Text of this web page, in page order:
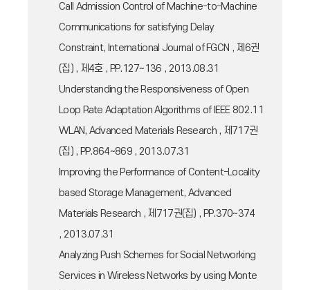
Call Admission Control of Machine-to-Machine
Communications for satisfying Delay
Constraint, International Journal of FGCN , 제6권
(집) , 제4호 , PP.127~136 , 2013.08.31
Understanding the Responsiveness of Open
Loop Rate Adaptation Algorithms of IEEE 802.11
WLAN, Advanced Materials Research , 제717권
(집) , PP.864~869 , 2013.07.31
Improving the Performance of Content-Locality
based Storage Management, Advanced
Materials Research , 제717권(집) , PP.370~374
, 2013.07.31
Analyzing Push Schemes for Social Networking
Services in Wireless Networks by using Monte